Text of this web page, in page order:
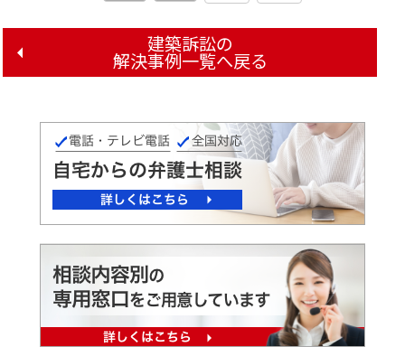
建築訴訟の
解決事例一覧へ戻る